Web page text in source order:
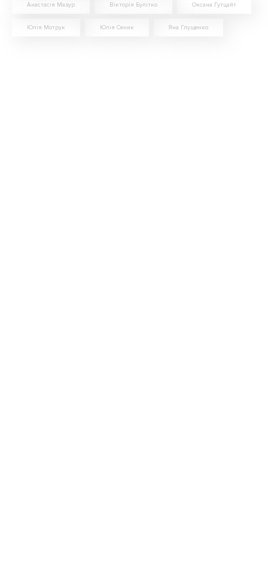
Анастасія Мазур Вікторія Булітко Оксана Гутцайт
Юлія Мотрук Юлія Сеник Яна Глущенко